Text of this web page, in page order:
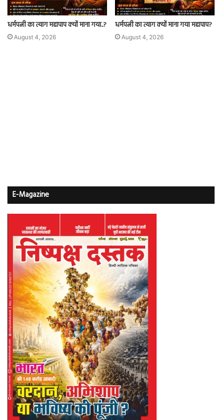
धर्मपत्नी का त्याग महापाप क्यों माना गया..?
August 4, 2026
धर्मपत्नी का त्याग क्यों माना गया महापाप?
August 4, 2026
E-Magazine